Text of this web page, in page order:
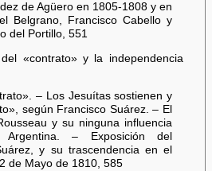
de Agüero en 1805-1808 y en
Belgrano, Francisco Cabello y
del Portillo, 551
«contrato» y la independencia
– Los Jesuítas sostienen y
según Francisco Suárez. – El
y su ninguna influencia
– Exposición del
y su trascendencia en el
de Mayo de 1810, 585